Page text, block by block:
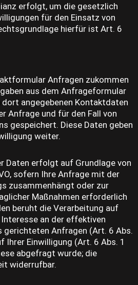
erfolgt, um die gesetzlich
für den Einsatz von
hierfür ist Art. 6
Anfragen zukommen
aus dem Anfrageformular
dort angegebenen Kontaktdaten
Anfrage und für den Fall von
gespeichert. Diese Daten geben
weiter.
Daten erfolgt auf Grundlage von
sofern Ihre Anfrage mit der
zusammenhängt oder zur
Maßnahmen erforderlich
beruht die Verarbeitung auf
an der effektiven
gerichteten Anfragen (Art. 6 Abs.
Ihrer Einwilligung (Art. 6 Abs. 1
abgefragt wurde; die
widerrufbar.